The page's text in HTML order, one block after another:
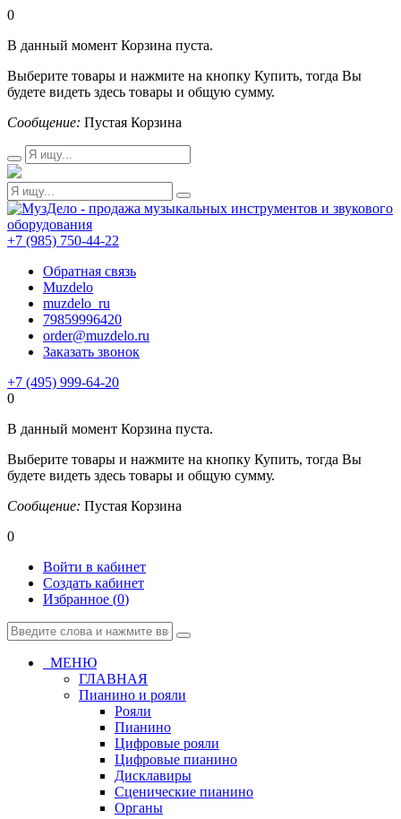
0
В данный момент Корзина пуста.
Выберите товары и нажмите на кнопку Купить, тогда Вы
будете видеть здесь товары и общую сумму.
Сообщение: Пустая Корзина
+7 (985) 750-44-22
Обратная связь
Muzdelo
muzdelo_ru
79859996420
order@muzdelo.ru
Заказать звонок
+7 (495) 999-64-20
0
В данный момент Корзина пуста.
Выберите товары и нажмите на кнопку Купить, тогда Вы
будете видеть здесь товары и общую сумму.
Сообщение: Пустая Корзина
0
Войти в кабинет
Создать кабинет
Избранное (0)
МЕНЮ
ГЛАВНАЯ
Пианино и рояли
Рояли
Пианино
Цифровые рояли
Цифровые пианино
Дисклавиры
Сценические пианино
Органы